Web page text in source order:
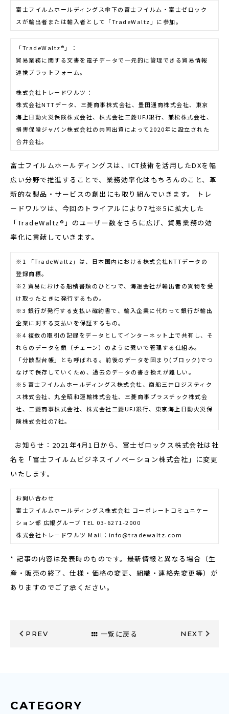
富士フイルムホールディングス傘下の富士フイルム・富士ゼロック
スが輸出者または輸入者として「TradeWaltz 」に参加。
「TradeWaltz® 」：
貿易業務に関する文書を電子データで一元的に管理できる貿易情報
連携プラットフォーム。
株式会社トレードワルツ：
株式会社NTTデータ、三菱商事株式会社、豊田通商株式会社、東京
海上日動火災保険株式会社、株式会社三菱UFJ銀行、兼松株式会社、
損害保険ジャパン株式会社の共同出資によって2020年に設立された
合弁会社。
富士フイルムホールディングスは、ICT技術を活用したDXを幅
広い分野で推進することで、業務効率化はもちろんのこと、革
新的な製品・サービスの創出にも取り組んでいきます。 トレ
ードワルツは、今回のトライアルにより7社※5に拡大した
「TradeWaltz®」のユーザー数をさらに広げ、貿易業務の効
率化に貢献していきます。
※1 「TradeWaltz」は、日本国内における株式会社NTTデータの
登録商標。
※2 貿易における船積書類のひとつで、海運会社が輸出者の貨物を受
け取ったときに発行するもの。
※3 銀行が発行する支払い確約書で、輸入企業に代わって銀行が輸出
企業に対する支払いを保証するもの。
※4 複数の取引の記録をデータとしてインターネット上で共有し、そ
れらのデータを鎖（チェーン）のように繋いで管理する仕組み。
「分散型台帳」とも呼ばれる。前後のデータを固まり(ブロック)でつ
なげて保存していくため、過去のデータの書き換えが難しい。
※5 富士フイルムホールディングス株式会社、商船三井ロジスティク
ス株式会社、丸全昭和運輸株式会社、三菱商事プラスチック株式会
社、三菱商事株式会社、株式会社三菱UFJ銀行、東京海上日動火災保
険株式会社の7社。
お知らせ：2021年4月1日から、富士ゼロックス株式会社は社
名を「富士フイルムビジネスイノベーション株式会社」に変更
いたします。
お問い合わせ
富士フイルムホールディングス株式会社 コーポレートコミュニケー
ション部 広報グループ TEL 03-6271-2000
株式会社トレードワルツ Mail：info@tradewaltz.com
* 記事の内容は発表時のものです。最新情報と異なる場合（生
産・販売の終了、仕様・価格の変更、組織・連絡先変更等）が
ありますのでご了承ください。
PREV 一覧に戻る NEXT
CATEGORY